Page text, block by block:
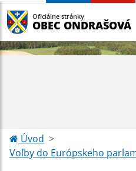
Oficiálne stránky
OBEC ONDRAŠOVÁ
Úvod
Voľby do Európskeho